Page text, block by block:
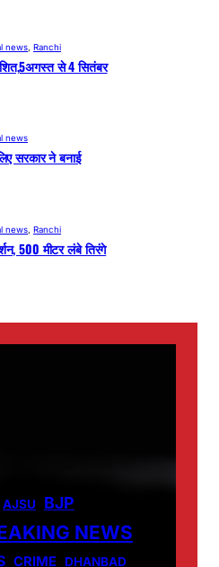
news Ranchi
से 4 सितंबर
news
सरकार ने बनाई
news Ranchi
500 मीटर लंबे तिरंगे
AJSU BJP
NEWS
CRIME DHANBAD